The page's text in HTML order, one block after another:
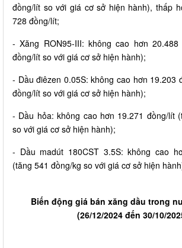
đồng/lít so với giá cơ sở hiện hành), thấp
728 đồng/lít;
- Xăng RON95-III: không cao hơn
đồng/lít so với giá cơ sở hiện hành);
- Dầu điêzen 0.05S: không cao hơn 19.203
đồng/lít so với giá cơ sở hiện hành);
- Dầu hỏa: không cao hơn 19.271 đồng/lít
so với giá cơ sở hiện hành);
- Dầu madút 180CST 3.5S: không cao
(tăng 541 đồng/kg so với giá cơ sở hiện
Biến động giá bán xăng dầu trong
(26/12/2024 đến 30/10/